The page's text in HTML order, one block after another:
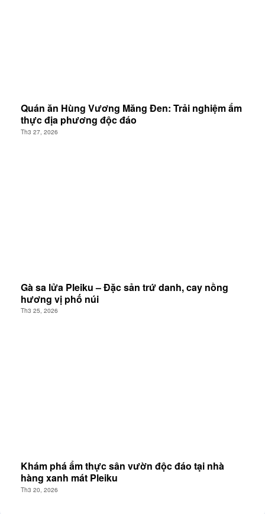
Quán ăn Hùng Vương Măng Đen: Trải nghiệm ẩm
thực địa phương độc đáo
Th3 27, 2026
Gà sa lửa Pleiku – Đặc sản trứ danh, cay nồng
hương vị phố núi
Th3 25, 2026
Khám phá ẩm thực sân vườn độc đáo tại nhà
hàng xanh mát Pleiku
Th3 20, 2026